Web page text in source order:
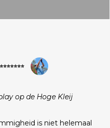
op de Hoge Kleij
is niet helemaal